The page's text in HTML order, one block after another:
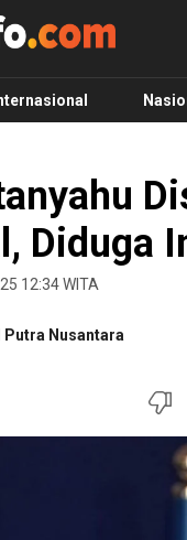
Terkini Hari Ini,
Terpercaya
Diduga
12:34 WITA
Putra Nusantara